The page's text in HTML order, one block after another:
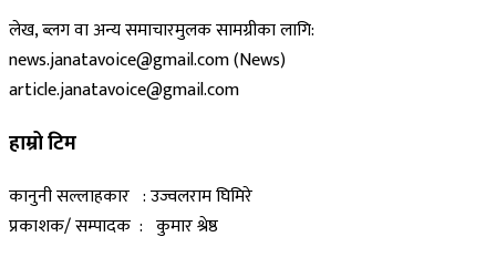
लेख, ब्लग वा अन्य समाचारमुलक सामग्रीका लागि:
news.janatavoice@gmail.com (News)
article.janatavoice@gmail.com
हाम्रो टिम
कानुनी सल्लाहकार : उज्वलराम घिमिरे
प्रकाशक/ सम्पादक : कुमार श्रेष्ठ